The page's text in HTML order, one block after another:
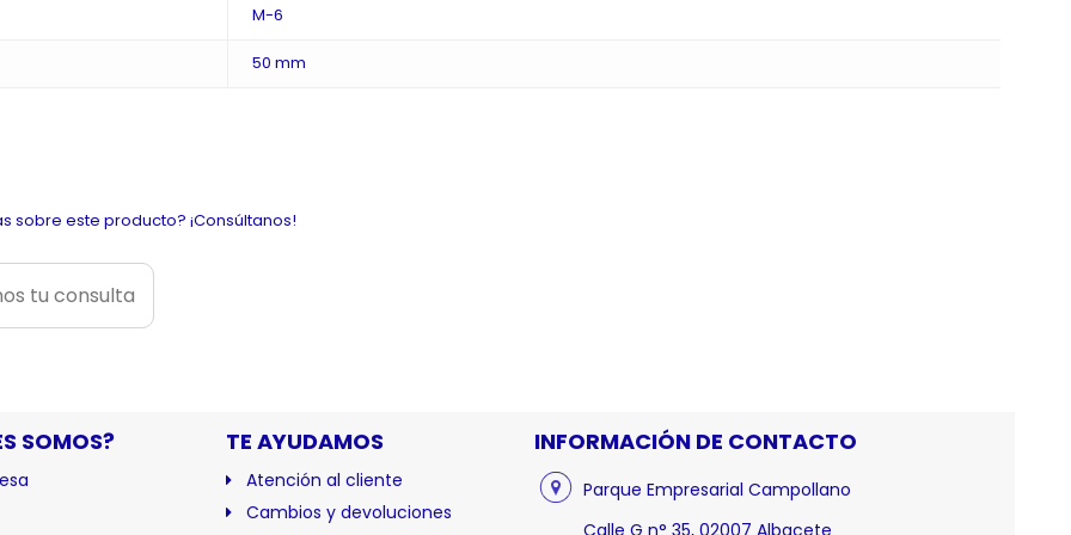
M-6
50 mm
sobre este producto? ¡Consúltanos!
tu consulta
SOMOS? TE AYUDAMOS
Atención al cliente
Cambios y devoluciones
INFORMACIÓN DE CONTACTO
Parque Empresarial Campollano